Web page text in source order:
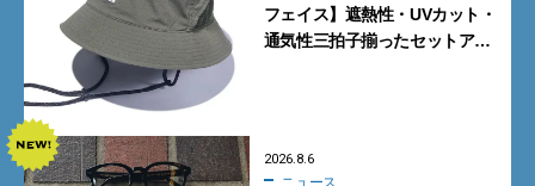
フェイス】遮熱性・UVカット・
通気性三拍子揃ったセットアッ
2026.8.6
ニュース